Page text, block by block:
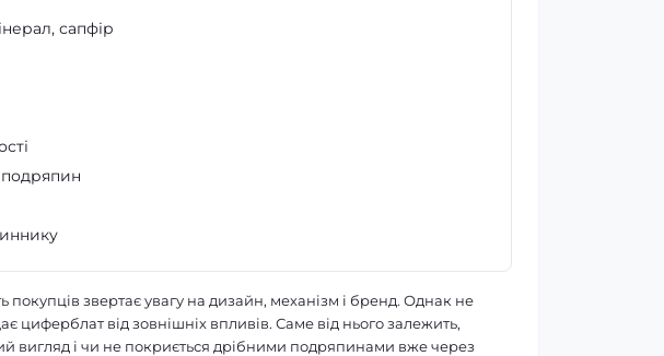
сапфір
покупців звертає увагу на дизайн, механізм і бренд. Однак не
циферблат від зовнішніх впливів. Саме від нього залежить,
вигляд і чи не покриється дрібними подряпинами вже через